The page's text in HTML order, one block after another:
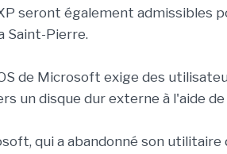
seront également admissibles
Saint-Pierre.
de Microsoft exige des
un disque dur externe à l'aide
qui a abandonné son